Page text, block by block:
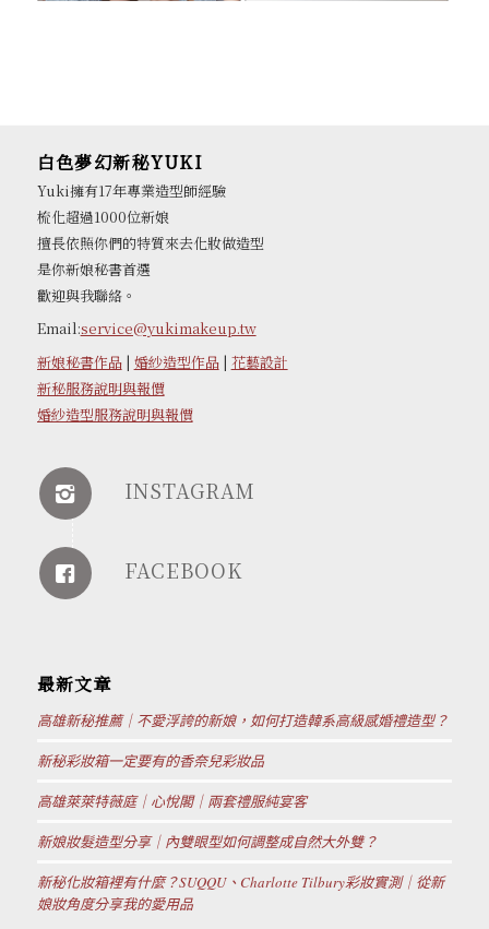
白色夢幻新秘YUKI
Yuki擁有17年專業造型師經驗
梳化超過1000位新娘
擅長依照你們的特質來去化妝做造型
是你新娘秘書首選
歡迎與我聯絡。
Email:service@yukimakeup.tw
新娘秘書作品| 婚紗造型作品| 花藝設計
新秘服務說明與報價
婚紗造型服務說明與報價
INSTAGRAM
FACEBOOK
最新文章
高雄新秘推薦｜不愛浮誇的新娘，如何打造韓系高級感婚禮造型？
新秘彩妝箱一定要有的香奈兒彩妝品
高雄萊萊特薇庭｜心悅閣｜兩套禮服純宴客
新娘妝髮造型分享｜內雙眼型如何調整成自然大外雙？
新秘化妝箱裡有什麼？SUQQU、Charlotte Tilbury彩妝實測｜從新
娘妝角度分享我的愛用品